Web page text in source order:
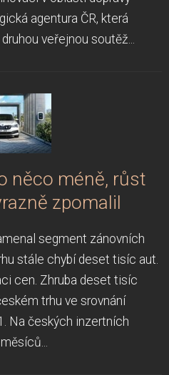
agentura ČR, která
veřejnou soutěž...
něco méně, růst
zpomalil
segment zánovních
stále chybí deset tisíc aut.
cen. Zhruba deset tisíc
trhu ve srovnání
Na českých inzertních